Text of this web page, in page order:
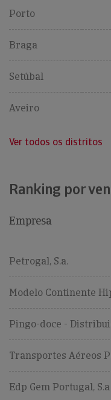
Porto
Braga
Setúbal
Aveiro
Ver todos os distritos
Ranking por
Empresa
Petrogal, S.a.
Modelo Continente
Pingo-doce -
Transportes Aéreos
Edp Gem Portugal, S.a